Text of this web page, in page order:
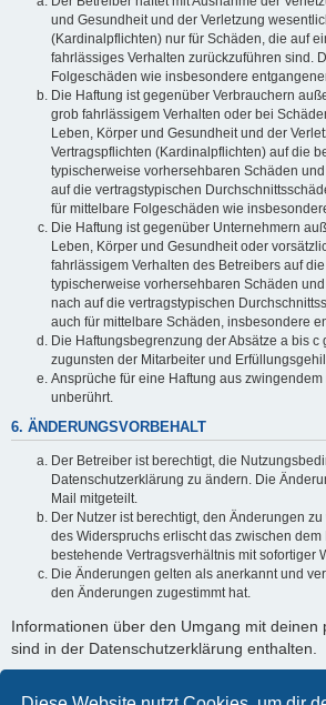
und Gesundheit und der Verletzung
(Kardinalpflichten) nur für Schäden, die auf
fahrlässiges Verhalten zurückzuführen sind.
Folgeschäden wie insbesondere
Die Haftung ist gegenüber Verbrauchern
grob fahrlässigem Verhalten oder bei
Leben, Körper und Gesundheit und der
Vertragspflichten (Kardinalpflichten) auf die
typischerweise vorhersehbaren Schäden
auf die vertragstypischen
für mittelbare Folgeschäden wie
Die Haftung ist gegenüber Unternehmern
Leben, Körper und Gesundheit oder
fahrlässigem Verhalten des Betreibers auf
typischerweise vorhersehbaren Schäden
nach auf die vertragstypischen
auch für mittelbare Schäden, insbesondere
Die Haftungsbegrenzung der Absätze a bis c
zugunsten der Mitarbeiter und
Ansprüche für eine Haftung aus
unberührt.
6. ÄNDERUNGSVORBEHALT
Der Betreiber ist berechtigt, die
Datenschutzerklärung zu ändern. Die
Mail mitgeteilt.
Der Nutzer ist berechtigt, den Änderungen
des Widerspruchs erlischt das zwischen
bestehende Vertragsverhältnis mit sofortiger
Die Änderungen gelten als anerkannt und
den Änderungen zugestimmt hat.
Informationen über den Umgang mit deinen
sind in der Datenschutzerklärung enthalten.